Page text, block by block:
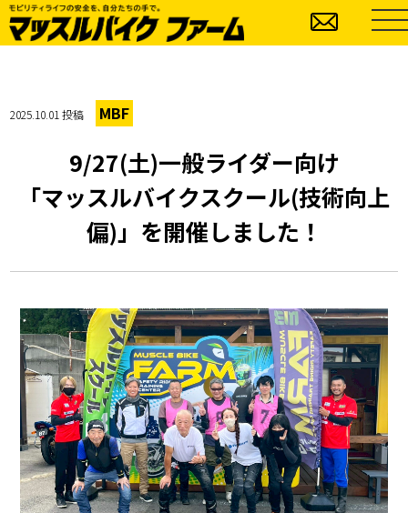
2025.10.01 投稿 MBF
9/27(土)一般ライダー向け
「マッスルバイクスクール(技術向上
偏)」を開催しました！